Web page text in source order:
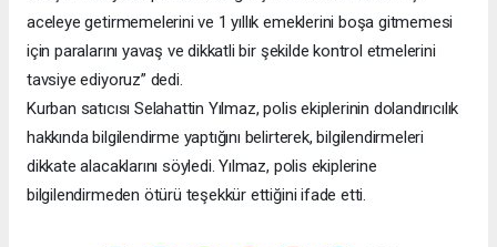
aceleye getirmemelerini ve 1 yıllık emeklerini boşa gitmemesi
için paralarını yavaş ve dikkatli bir şekilde kontrol etmelerini
tavsiye ediyoruz” dedi.
Kurban satıcısı Selahattin Yılmaz, polis ekiplerinin dolandırıcılık
hakkında bilgilendirme yaptığını belirterek, bilgilendirmeleri
dikkate alacaklarını söyledi. Yılmaz, polis ekiplerine
bilgilendirmeden ötürü teşekkür ettiğini ifade etti.